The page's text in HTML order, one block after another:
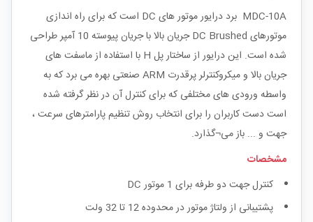
MDC-10A برد درایور موتور های DC است که برای راه اندازی
موتورهای DC Brushed جریان بالا با جریان پیوسته 10 آمپر طراحی
شده است. این درایور از ساختار پل H با استفاده از ماسفت های
جریان بالا و میکروکنترلر پرقدرت ARM صنعتی بهره می برد که به
واسطه ورودی های مختلفی که برای کنترل آن در نظر گرفته شده
است دست کاربران را برای انتخاب روش تنظیم پارامترهای سرعت ،
جهت و ... باز می¬گذارد.
مشخصات
کنترل جهت دو طرفه برای 1 موتور DC
پشتیبانی از ولتاژ موتور در محدوده 12 تا 32 ولت